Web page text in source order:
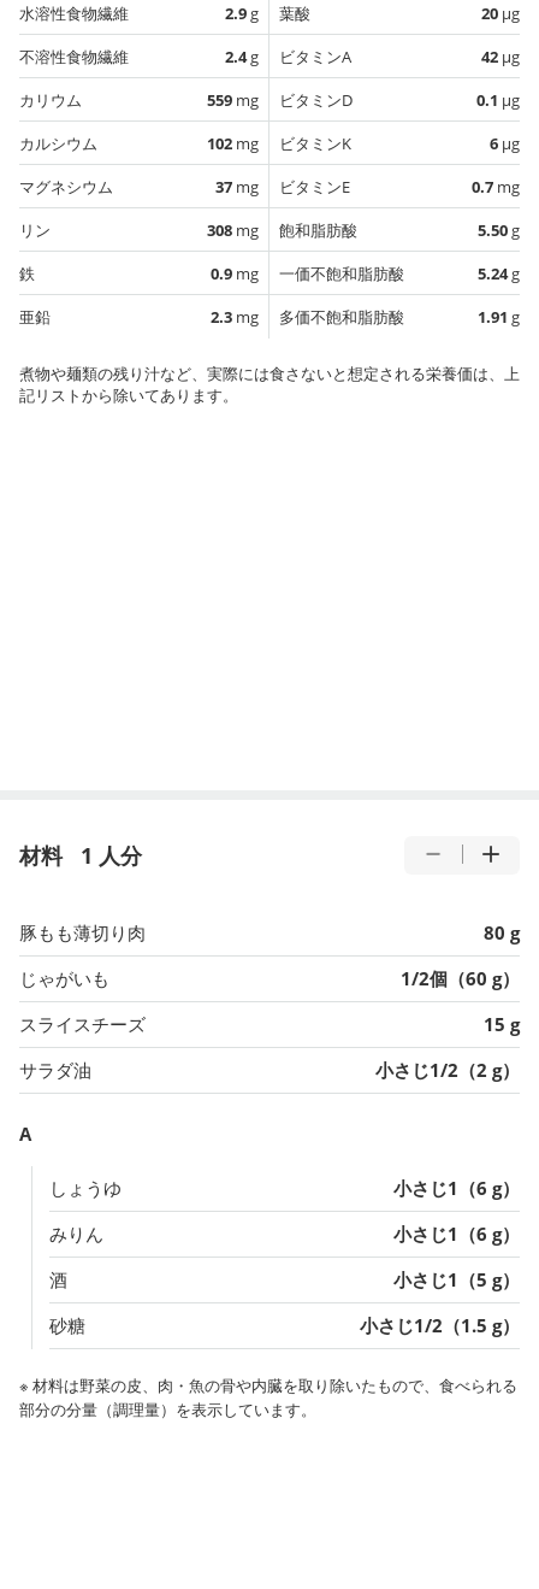
水溶性食物繊維
2.9g
不溶性食物繊維
2.4g
カリウム
559 mg
カルシウム
102 mg
マグネシウム
37 mg
リン
308 mg
鉄
0.9 mg
亜鉛
2.3 mg
葉酸
20 µg
ビタミンA
42 µg
ビタミンD
0.1 µg
ビタミンK
6 µg
ビタミンE
0.7 mg
飽和脂肪酸
5.50g
一価不飽和脂肪酸
5.24g
多価不飽和脂肪酸
1.91 g
煮物や麺類の残り汁など、実際には食さないと想定される栄養価は、上
記リストから除いてあります。
材料 1 人分
豚もも薄切り肉
80 g
じゃがいも
1/2個（60 g）
スライスチーズ
15 g
サラダ油
小さじ1/2（2 g）
A
しょうゆ
小さじ1（6 g）
みりん
小さじ1（6 g）
酒
小さじ1（5 g）
砂糖
小さじ1/2（1.5 g）
※ 材料は野菜の皮、肉・魚の骨や内臓を取り除いたもので、食べられる
部分の分量（調理量）を表示しています。